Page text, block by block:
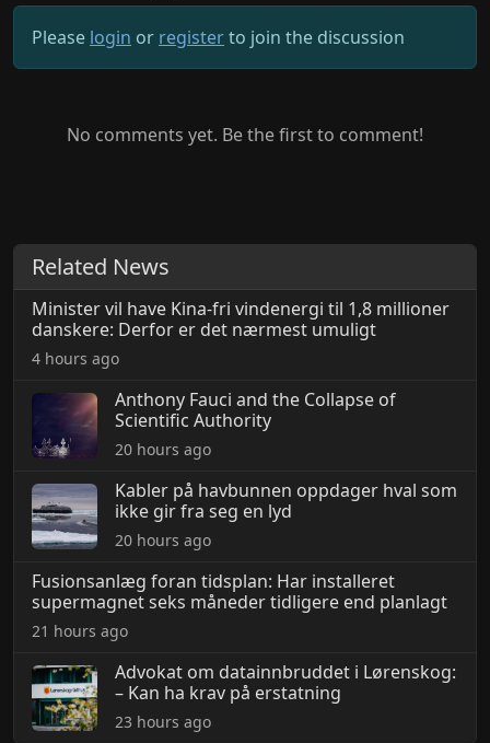
Please login or registerto join the discussion
No comments yet. Be the first to comment!
Related News
Minister vil have Kina-fri vindenergi til 1,8 millioner
danskere: Derfor er det nærmest umuligt
4 hours ago
Anthony Fauci and the Collapse of
Scientific Authority
20 hours ago
Kabler på havbunnen oppdager hval som
ikke gir fra seg en lyd
20 hours ago
Fusionsanlæg foran tidsplan: Har installeret
supermagnet seks måneder tidligere end planlagt
21 hours ago
Advokat om datainnbruddet i Lørenskog:
– Kan ha krav på erstatning
23 hours ago